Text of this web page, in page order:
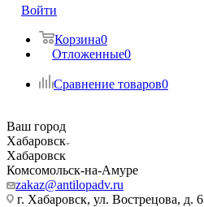
Войти
Корзина0
Отложенные0
Сравнение товаров0
Ваш город
Хабаровск
Хабаровск
Комсомольск-на-Амуре
zakaz@antilopadv.ru
г. Хабаровск, ул. Вострецова, д. 6